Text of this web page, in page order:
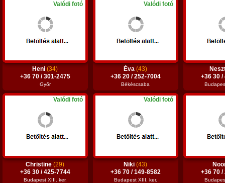
Valódi fotó
Heni(34)
+36 70 / 301-2475
Győr
Valódi fotó
Éva(43)
+36 20 / 252-7004
Békéscsaba
+36 30 /
Valódi fotó
Christine(29)
+36 30 / 425-7744
Budapest XIII. ker.
Valódi fotó
Niki(43)
+36 70 / 149-8582
Budapest XIII. ker.
+36 70 /